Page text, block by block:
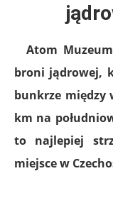
Atom
broni jądrowej,
bunkrze między
km na
to najlepiej
miejsce w